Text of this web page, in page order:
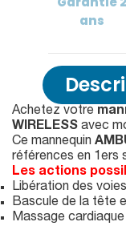
ans
Achetez votre
WIRELESS avec
Ce mannequin
références en 1ers
Les actions
Libération des
Bascule de la tête
Massage